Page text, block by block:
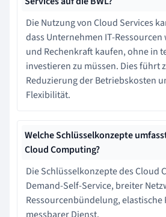
Die Nutzung von Cloud Services
dass Unternehmen IT-
und Rechenkraft kaufen, ohne in
investieren zu müssen. Dies führt
Reduzierung der Betriebskosten
Flexibilität.
Welche Schlüsselkonzepte
Cloud Computing?
Die Schlüsselkonzepte des Cloud
Demand-Self-Service, breiter
Ressourcenbündelung, elastische
messbarer Dienst.